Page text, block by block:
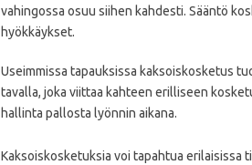
vahingossa osuu siihen kahdesti. Sääntö
hyökkäykset.
Useimmissa tapauksissa kaksoiskosketus
tavalla, joka viittaa kahteen erilliseen
hallinta pallosta lyönnin aikana.
Kaksoiskosketuksia voi tapahtua erilaisissa